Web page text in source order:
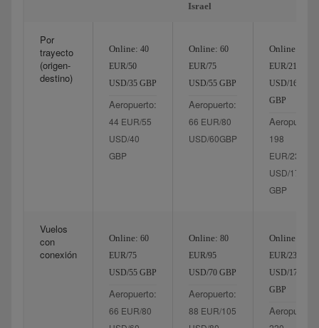
Israel
Por
trayecto
(origen-
destino)
Online: 40
EUR/50
USD/35 GBP
Aeropuerto:
44 EUR/55
USD/40
GBP
Online: 60
EUR/75
USD/55 GBP
Aeropuerto:
66 EUR/80
USD/60GBP
Online:
EUR/215
USD/160
GBP
Aeropuerto:
198
EUR/235
USD/175
GBP
Vuelos
con
conexión
Online: 60
EUR/75
USD/55 GBP
Aeropuerto:
66 EUR/80
Online: 80
EUR/95
USD/70 GBP
Aeropuerto:
88 EUR/105
Online:
EUR/235
USD/175
GBP
Aeropuerto: